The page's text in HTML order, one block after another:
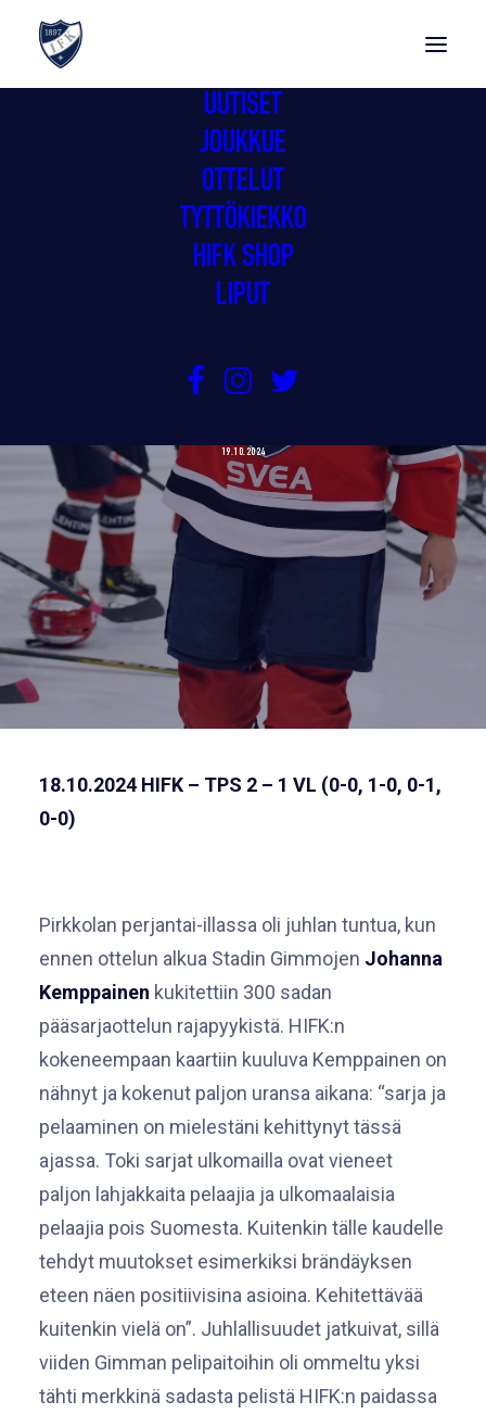
UUTISET
JOUKKUE
OTTELUT
TYTTÖKIEKKO
HIFK SHOP
LIPUT
GIMMOILLE KAKSI PISTETTÄ
19.10.2024
18.10.2024 HIFK – TPS 2 – 1 VL (0-0, 1-0, 0-1,
0-0)
Pirkkolan perjantai-illassa oli juhlan tuntua, kun
ennen ottelun alkua Stadin Gimmojen Johanna
Kemppainen kukitettiin 300 sadan
pääsarjaottelun rajapyykistä. HIFK:n
kokeneempaan kaartiin kuuluva Kemppainen on
nähnyt ja kokenut paljon uransa aikana: “sarja ja
pelaaminen on mielestäni kehittynyt tässä
ajassa. Toki sarjat ulkomailla ovat vieneet
paljon lahjakkaita pelaajia ja ulkomaalaisia
pelaajia pois Suomesta. Kuitenkin tälle kaudelle
tehdyt muutokset esimerkiksi brändäyksen
eteen näen positiivisina asioina. Kehitettävää
kuitenkin vielä on”. Juhlallisuudet jatkuivat, sillä
viiden Gimman pelipaitoihin oli ommeltu yksi
tähti merkkinä sadasta pelistä HIFK:n paidassa